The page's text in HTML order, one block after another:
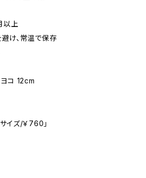
以上
け、常温で保存
コ 12cm
イズ/￥760」